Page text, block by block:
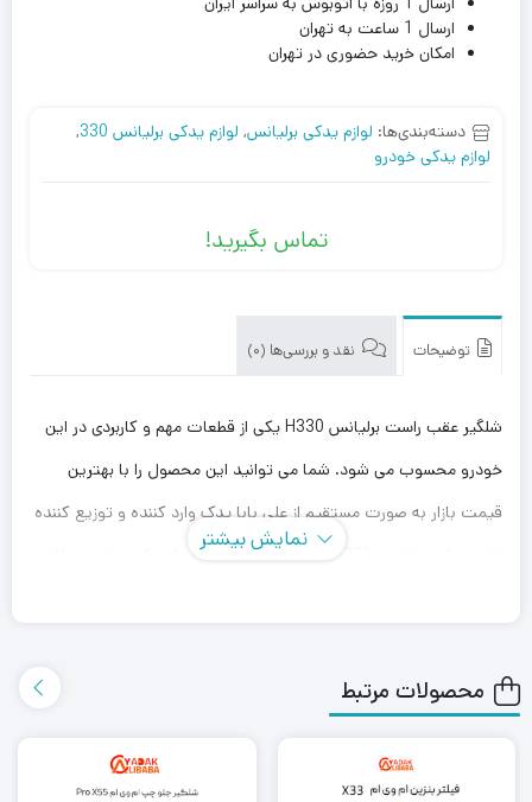
ارسال 1 ساعت به تهران
امکان خرید حضوری در تهران
دسته‌بندی‌ها: لوازم یدکی برلیانس, لوازم یدکی برلیانس 330
,
لوازم یدکی خودرو
تماس بگیرید!
توضیحات نقد و بررسی‌ها (0)
شلگیر عقب راست برلیانس H330 یکی از قطعات مهم و کاربردی در این
خودرو محسوب می شود. شما می توانید این محصول را با بهترین
قیمت بازار به صورت مستقیم از علی بابا یدک وارد کننده و توزیع کننده
، با بهترین قیمت خریداری کنید. توجه داشته
محصول با کارشناسان فروش ما تماس بگیرید.
نمایش بیشتر
محصولات مرتبط